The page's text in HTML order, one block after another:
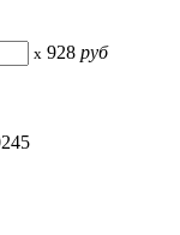
x 928 руб